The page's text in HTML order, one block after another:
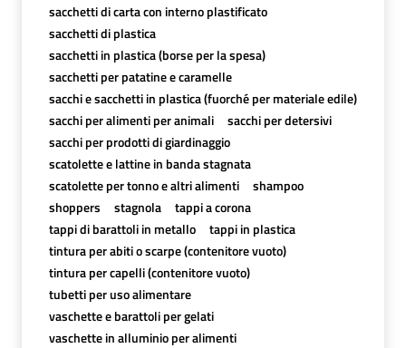
sacchetti di carta con interno plastificato
sacchetti di plastica
sacchetti in plastica (borse per la spesa)
sacchetti per patatine e caramelle
sacchi e sacchetti in plastica (fuorché per materiale edile)
sacchi per alimenti per animali
sacchi per detersivi
sacchi per prodotti di giardinaggio
scatolette e lattine in banda stagnata
scatolette per tonno e altri alimenti
shampoo
shoppers
stagnola
tappi a corona
tappi di barattoli in metallo
tappi in plastica
tintura per abiti o scarpe (contenitore vuoto)
tintura per capelli (contenitore vuoto)
tubetti per uso alimentare
vaschette e barattoli per gelati
vaschette in alluminio per alimenti